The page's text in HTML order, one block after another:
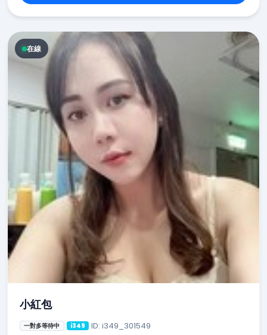
在線
小紅包
一對多等待中 i349 ID: i349_301549